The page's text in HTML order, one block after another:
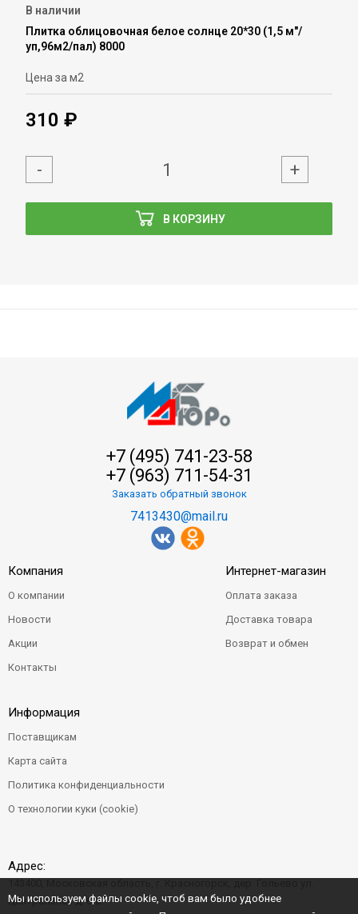
В наличии
Плитка облицовочная белое солнце 20*30 (1,5 м"/
уп,96м2/пал) 8000
Цена за м2
310 ₽
В КОРЗИНУ
- +
+7 (495) 741-23-58
+7 (963) 711-54-31
Заказать обратный звонок
7413430@mail.ru
Компания
О компании
Новости
Акции
Контакты
Интернет-магазин
Оплата заказа
Доставка товара
Возврат и обмен
Информация
Поставщикам
Карта сайта
Политика конфиденциальности
О технологии куки (cookie)
Адрес:
Центральная д. 6"Б"
Мы используем файлы cookie, чтоб вам было удобнее